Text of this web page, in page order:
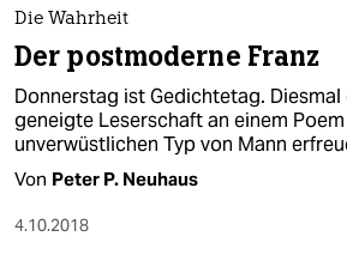
Die Wahrheit
Der postmoderne Franz
Donnerstag ist Gedichtetag.
geneigte Leserschaft an einem
unverwüstlichen Typ von Mann
Von Peter P. Neuhaus
4.10.2018